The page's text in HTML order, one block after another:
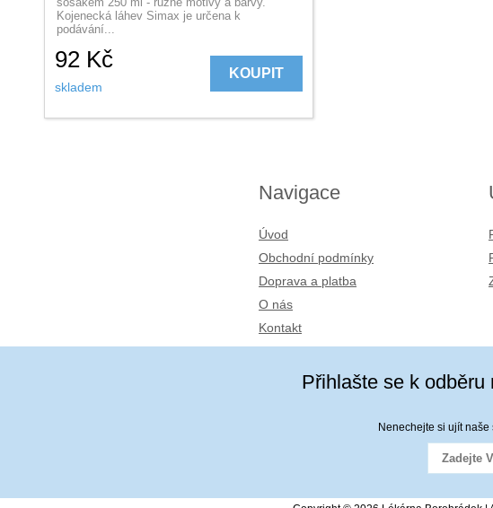
Kojenecká láhev Simax je určena k
podávání...
92 Kč
skladem
KOUPIT
Navigace
Úvod
Obchodní podmínky
Doprava a platba
O nás
Kontakt
Přihlašte se k odběru
Nenechejte si ujít